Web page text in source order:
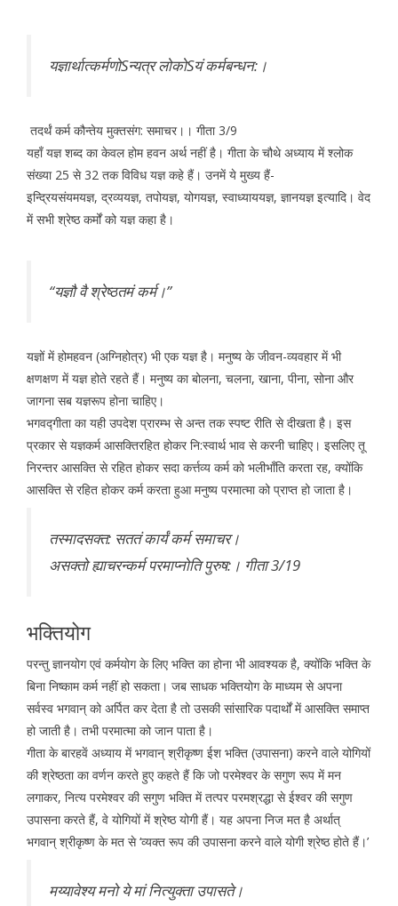
यज्ञार्थात्कर्मणोSन्यत्र लोकोSयं कर्मबन्धन:।
तदर्थं कर्म कौन्तेय मुक्तसंग: समाचर।। गीता 3/9
यहाँ यज्ञ शब्द का केवल होम हवन अर्थ नहीं है। गीता के चौथे अध्याय में श्लोक
संख्या 25 से 32 तक विविध यज्ञ कहे हैं। उनमें ये मुख्य हैं-
इन्द्रियसंयमयज्ञ, द्रव्ययज्ञ, तपोयज्ञ, योगयज्ञ, स्वाध्याययज्ञ, ज्ञानयज्ञ इत्यादि। वेद
में सभी श्रेष्ठ कर्मों को यज्ञ कहा है।
“यज्ञौ वै श्रेष्ठतमं कर्म।”
यज्ञों में होमहवन (अग्निहोत्र) भी एक यज्ञ है। मनुष्य के जीवन-व्यवहार में भी
क्षणक्षण में यज्ञ होते रहते हैं। मनुष्य का बोलना, चलना, खाना, पीना, सोना और
जागना सब यज्ञरूप होना चाहिए।
भगवद्गीता का यही उपदेश प्रारम्भ से अन्त तक स्पष्ट रीति से दीखता है। इस
प्रकार से यज्ञकर्म आसक्तिरहित होकर नि:स्वार्थ भाव से करनी चाहिए। इसलिए तू
निरन्तर आसक्ति से रहित होकर सदा कर्त्तव्य कर्म को भलीभाँति करता रह, क्योंकि
आसक्ति से रहित होकर कर्म करता हुआ मनुष्य परमात्मा को प्राप्त हो जाता है।
तस्मादसक्त: सततं कार्यं कर्म समाचर।
असक्तो ह्याचरन्कर्म परमाप्नोति पुरुष:। गीता 3/19
भक्तियोग
परन्तु ज्ञानयोग एवं कर्मयोग के लिए भक्ति का होना भी आवश्यक है, क्योंकि भक्ति के
बिना निष्काम कर्म नहीं हो सकता। जब साधक भक्तियोग के माध्यम से अपना
सर्वस्व भगवान् को अर्पित कर देता है तो उसकी सांसारिक पदार्थों में आसक्ति समाप्त
हो जाती है। तभी परमात्मा को जान पाता है।
गीता के बारहवें अध्याय में भगवान् श्रीकृष्ण ईश भक्ति (उपासना) करने वाले योगियों
की श्रेष्ठता का वर्णन करते हुए कहते हैं कि जो परमेश्वर के सगुण रूप में मन
लगाकर, नित्य परमेश्वर की सगुण भक्ति में तत्पर परमश्रद्धा से ईश्वर की सगुण
उपासना करते हैं, वे योगियों में श्रेष्ठ योगी हैं। यह अपना निज मत है अर्थात्
भगवान् श्रीकृष्ण के मत से ‘व्यक्त रूप की उपासना करने वाले योगी श्रेष्ठ होते हैं।’
मय्यावेश्य मनो ये मां नित्युक्ता उपासते।